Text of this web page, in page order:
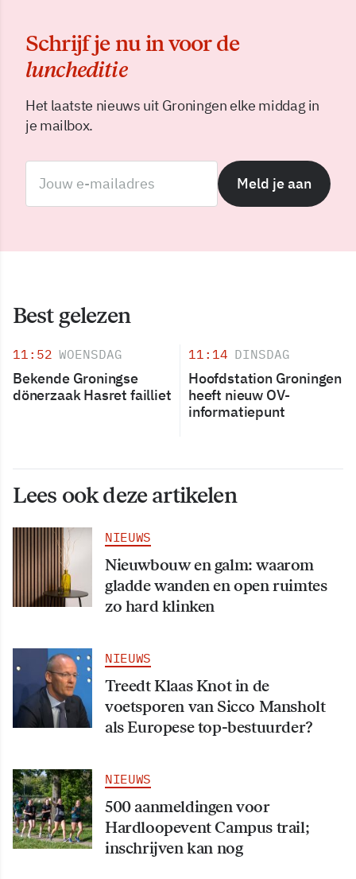
Schrijf je nu in voor de
luncheditie
Het laatste nieuws uit Groningen elke middag in
je mailbox.
Meld je aan
Best gelezen
11:52 WOENSDAG
Bekende Groningse
dönerzaak Hasret failliet
11:14 DINSDAG
Hoofdstation Groningen
heeft nieuw OV-
informatiepunt
Lees ook deze artikelen
NIEUWS
Nieuwbouw en galm: waarom
gladde wanden en open ruimtes
zo hard klinken
NIEUWS
Treedt Klaas Knot in de
voetsporen van Sicco Mansholt
als Europese top-bestuurder?
NIEUWS
500 aanmeldingen voor
Hardloopevent Campus trail;
inschrijven kan nog